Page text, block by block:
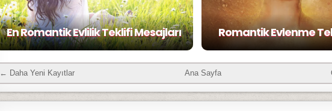
En Romantik Evlilik Teklifi Mesajları Romantik Evlenme
← Daha Yeni Kayıtlar Ana Sayfa